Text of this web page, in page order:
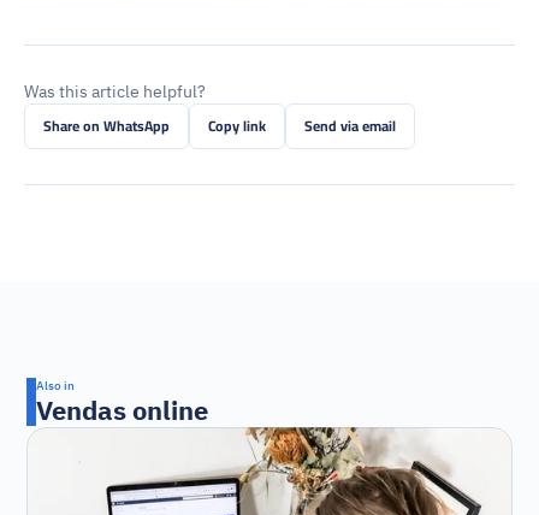
Was this article helpful?
Share on WhatsApp Copy link Send via email
Also in
Vendas online